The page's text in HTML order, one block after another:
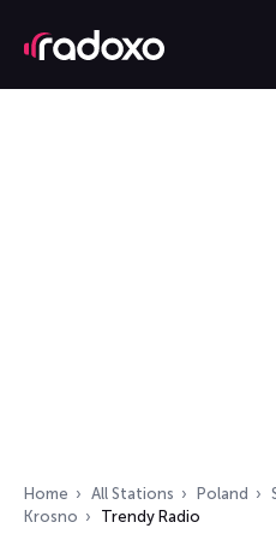
Home All Stations Poland
Krosno
Trendy Radio